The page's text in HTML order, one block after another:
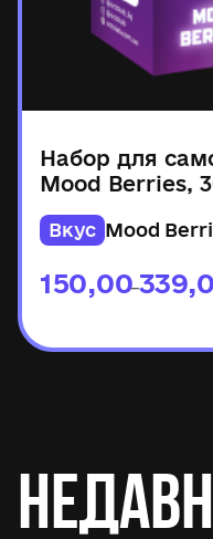
Набор для
Mood Berries,
Вкус Mood
150,00
–